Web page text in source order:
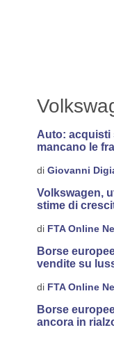
Auto: acquisti
mancano le
di Giovanni
Volkswagen,
stime di
di FTA Online
Borse
vendite su
di FTA Online
Borse
ancora in